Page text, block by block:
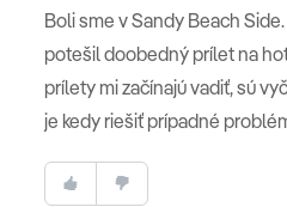
Boli sme v Sandy Beach
potešil doobedný prílet na
prílety mi začínajú vadiť, sú
je kedy riešiť prípadné